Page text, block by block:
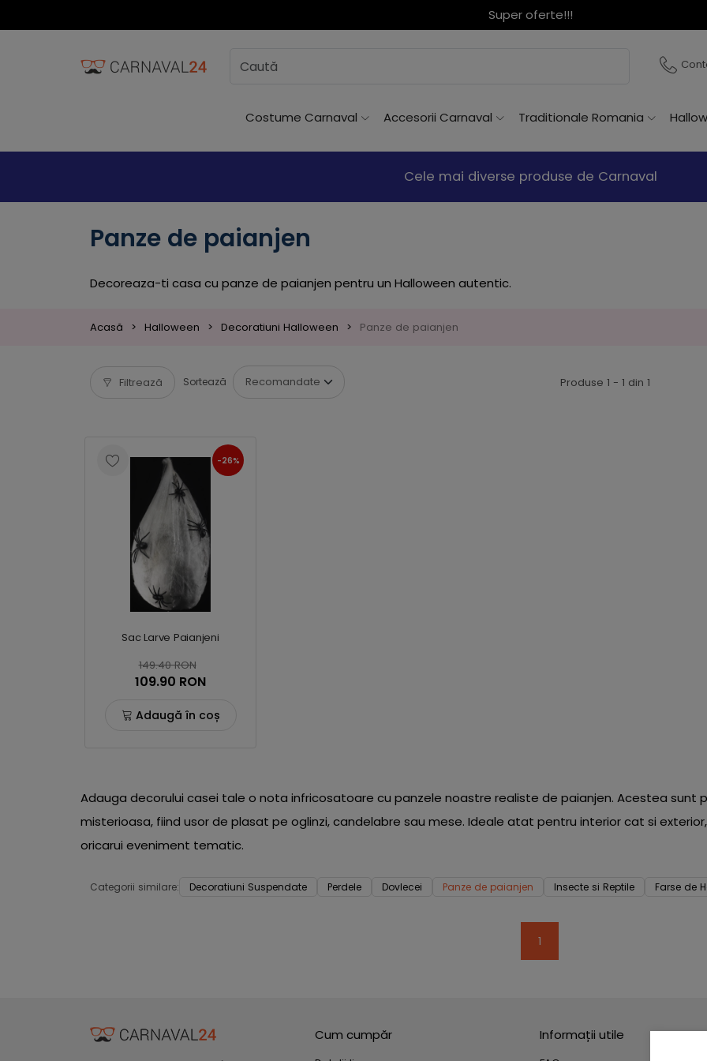
Super oferte!!!
Costume Carnaval Accesorii Carnaval Traditionale Romania
Cele mai diverse produse de Carnaval
Panze de paianjen
Decoreaza-ti casa cu panze de paianjen pentru un Halloween autentic.
Acasă Halloween Decoratiuni Halloween Panze de paianjen
Filtrează Sortează Produse 1 - 1 din 1
-26%
Sac Larve Paianjeni
149.40 RON
109.90 RON
Adaugă în coș
Adauga decorului casei tale o nota infricosatoare cu panzele noastre realiste de paianjen. Acestea
misterioasa, fiind usor de plasat pe oglinzi, candelabre sau mese. Ideale atat pentru interior cat si
oricarui eveniment tematic.
Categorii similare: Decoratiuni Suspendate Perdele Dovlecei Panze de paianjen Insecte si Reptile Farse de
1
Cum cumpăr Informații utile